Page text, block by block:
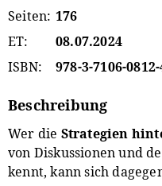
Seiten 176
ET
08.07.2024
ISBN
978-3-7106-
Beschreibung
Wer die Strategien
von Diskussionen und
kennt, kann sich